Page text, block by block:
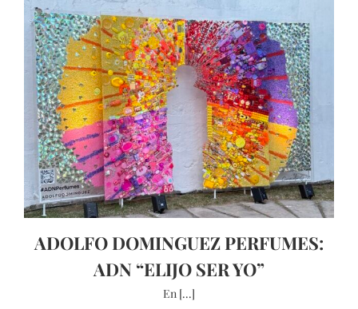
ADOLFO DOMINGUEZ PERFUMES:
ADN “ELIJO SER YO”
En [...]